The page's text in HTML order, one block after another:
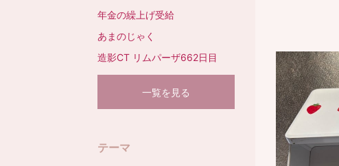
年金の繰上げ受給
あまのじゃく
造影CT リムパーザ662日目
一覧を見る
テーマ